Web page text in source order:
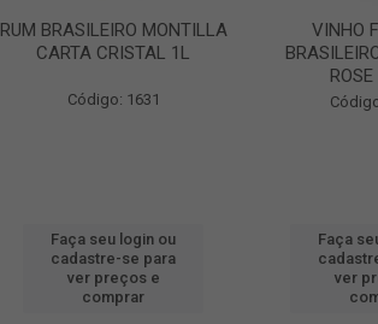
RUM BRASILEIRO MONTILLA
CARTA CRISTAL 1L
Código: 1631
Faça seu login ou
cadastre-se para
ver preços e
comprar
VINHO
Faça
ver